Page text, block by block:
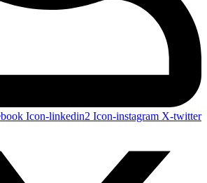
Icon-linkedin2 Icon-instagram X-twitter